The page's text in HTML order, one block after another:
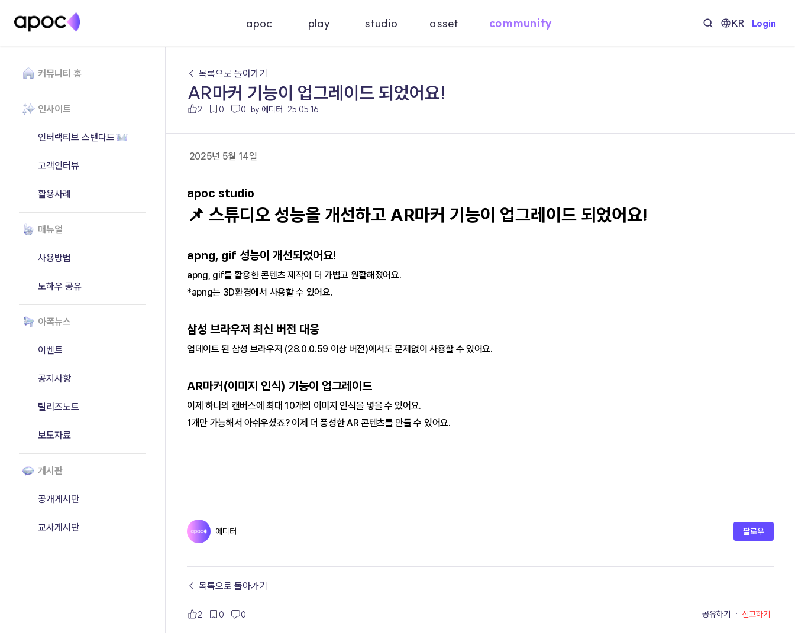
apoc play studio asset community KR Login
커뮤니티 홈
인사이트
인터랙티브 스탠다드
고객인터뷰
활용사례
매뉴얼
사용방법
노하우 공유
아폭뉴스
이벤트
공지사항
릴리즈노트
보도자료
게시판
공개게시판
교사게시판
← 목록으로 돌아가기
AR마커 기능이 업그레이드 되었어요!
2 0 0 by 에디터 25.05.16
2025년 5월 14일
apoc studio
📌 스튜디오 성능을 개선하고 AR마커 기능이 업그레이드 되었어요!
apng, gif 성능이 개선되었어요!
apng, gif를 활용한 콘텐츠 제작이 더 가볍고 원활해졌어요.
*apng는 3D환경에서 사용할 수 있어요.
삼성 브라우저 최신 버전 대응
업데이트 된 삼성 브라우저 (28.0.0.59 이상 버전)에서도 문제없이 사용할 수 있어요.
AR마커(이미지 인식) 기능이 업그레이드
이제 하나의 캔버스에 최대 10개의 이미지 인식을 넣을 수 있어요.
1개만 가능해서 아쉬우셨죠? 이제 더 풍성한 AR 콘텐츠를 만들 수 있어요.
에디터 팔로우
← 목록으로 돌아가기
2 0 0 공유하기 · 신고하기